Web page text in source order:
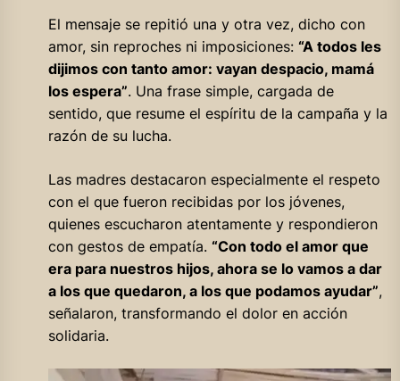
El mensaje se repitió una y otra vez, dicho con
amor, sin reproches ni imposiciones: “A todos les
dijimos con tanto amor: vayan despacio, mamá
los espera”. Una frase simple, cargada de
sentido, que resume el espíritu de la campaña y la
razón de su lucha.
Las madres destacaron especialmente el respeto
con el que fueron recibidas por los jóvenes,
quienes escucharon atentamente y respondieron
con gestos de empatía. “Con todo el amor que
era para nuestros hijos, ahora se lo vamos a dar
a los que quedaron, a los que podamos ayudar”,
señalaron, transformando el dolor en acción
solidaria.